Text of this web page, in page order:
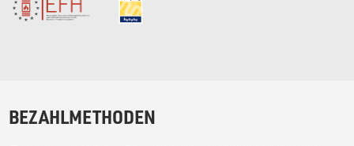
BEZAHLMETHODEN